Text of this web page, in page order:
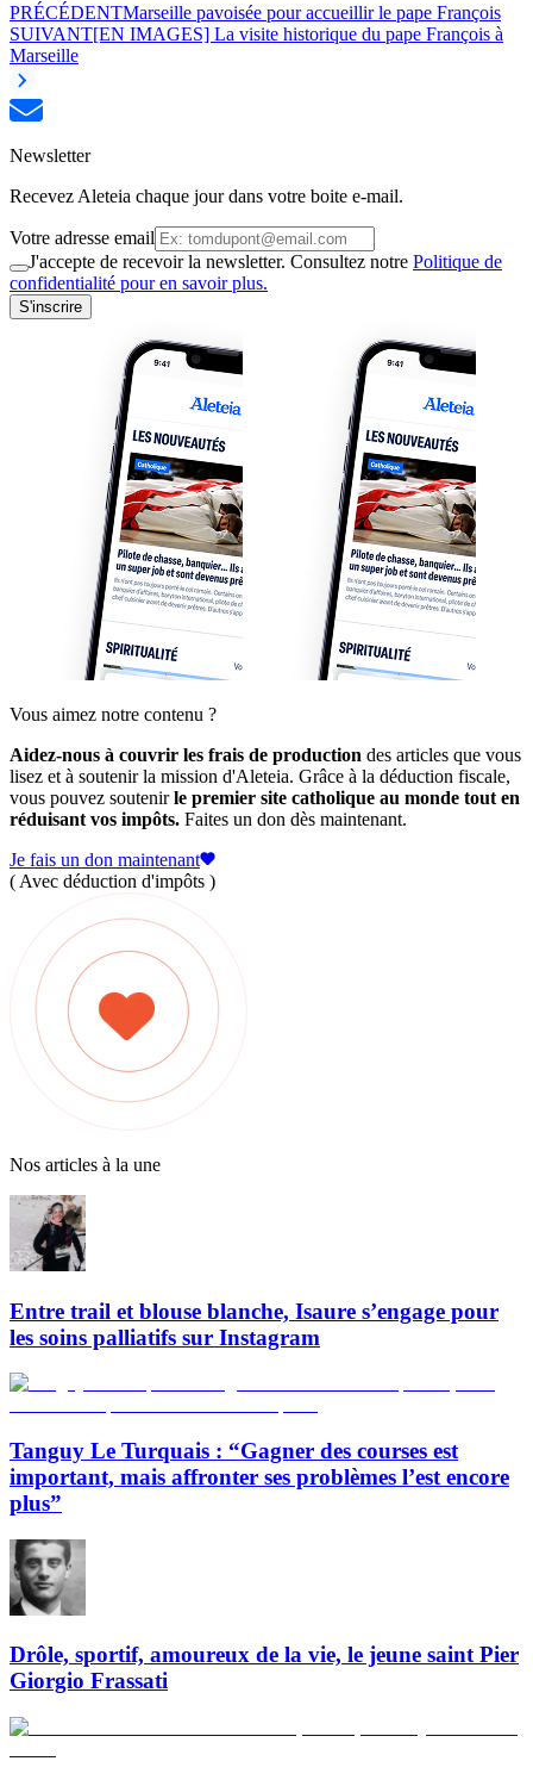
PRÉCÉDENTMarseille pavoisée pour accueillir le pape François
SUIVANT[EN IMAGES] La visite historique du pape François à
Marseille
Newsletter
Recevez Aleteia chaque jour dans votre boite e-mail.
Votre adresse email
J'accepte de recevoir la newsletter. Consultez notre Politique de
confidentialité pour en savoir plus.
S'inscrire
Vous aimez notre contenu ?
Aidez-nous à couvrir les frais de production des articles que vous
lisez et à soutenir la mission d'Aleteia. Grâce à la déduction fiscale,
vous pouvez soutenirle premier site catholique au monde tout en
réduisant vos impôts. Faites un don dès maintenant.
Je fais un don maintenant
( Avec déduction d'impôts )
Nos articles à la une
Entre trail et blouse blanche, Isaure s’engage pour
les soins palliatifs sur Instagram
Tanguy Le Turquais : “Gagner des courses est
important, mais affronter ses problèmes l’est encore
plus”
Drôle, sportif, amoureux de la vie, le jeune saint Pier
Giorgio Frassati